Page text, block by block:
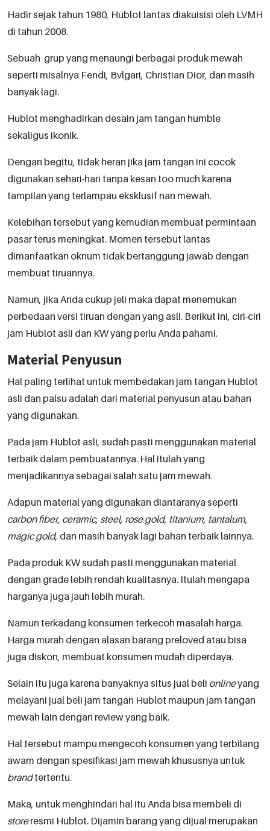
Hadir sejak tahun 1980, Hublot lantas diakuisisi oleh LVMH
di tahun 2008.
Sebuah grup yang menaungi berbagai produk mewah
seperti misalnya Fendi, Bvlgari, Christian Dior, dan masih
banyak lagi.
Hublot menghadirkan desain jam tangan humble
sekaligus ikonik.
Dengan begitu, tidak heran jika jam tangan ini cocok
digunakan sehari-hari tanpa kesan too much karena
tampilan yang terlampau eksklusif nan mewah.
Kelebihan tersebut yang kemudian membuat permintaan
pasar terus meningkat. Momen tersebut lantas
dimanfaatkan oknum tidak bertanggung jawab dengan
membuat tiruannya.
Namun, jika Anda cukup jeli maka dapat menemukan
perbedaan versi tiruan dengan yang asli. Berikut ini, ciri-ciri
jam Hublot asli dan KW yang perlu Anda pahami.
Material Penyusun
Hal paling terlihat untuk membedakan jam tangan Hublot
asli dan palsu adalah dari material penyusun atau bahan
yang digunakan.
Pada jam Hublot asli, sudah pasti menggunakan material
terbaik dalam pembuatannya. Hal itulah yang
menjadikannya sebagai salah satu jam mewah.
Adapun material yang digunakan diantaranya seperti
carbon fiber, ceramic, steel, rose gold, titanium, tantalum,
magic gold, dan masih banyak lagi bahan terbaik lainnya.
Pada produk KW sudah pasti menggunakan material
dengan grade lebih rendah kualitasnya. Itulah mengapa
harganya juga jauh lebih murah.
Namun terkadang konsumen terkecoh masalah harga.
Harga murah dengan alasan barang preloved atau bisa
juga diskon, membuat konsumen mudah diperdaya.
Selain itu juga karena banyaknya situs jual beli onlineyang
melayani jual beli jam tangan Hublot maupun jam tangan
mewah lain dengan review yang baik.
Hal tersebut mampu mengecoh konsumen yang terbilang
awam dengan spesifikasi jam mewah khususnya untuk
brandtertentu.
Maka, untuk menghindari hal itu Anda bisa membeli di
storeresmi Hublot. Dijamin barang yang dijual merupakan